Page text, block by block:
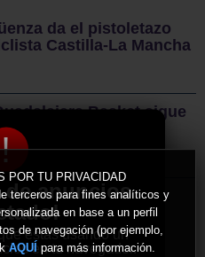
!
anuncios
estás usando un
en tu navegador.
POR TU PRIVACIDAD
terceros para fines analíticos y
en base a un perfil
de navegación (por ejemplo,
AQUÍ para más información.
da el pistoletazo
Castilla-La Mancha
Basket sigue
dos nuevas
2026/27
Guadalajara afronta
amistoso de
la plantilla